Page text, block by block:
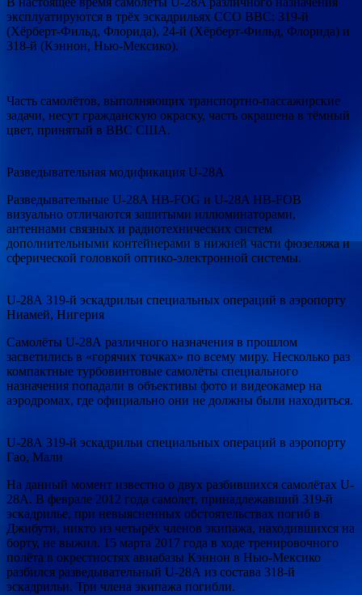
эксплуатируются в трёх эскадрильях ССО ВВС: 319-й
(Хёрберт-Фильд, Флорида), 24-й (Хёрберт-Фильд, Флорида) и
318-й (Кэннон, Нью-Мексико).
Часть самолётов, выполняющих транспортно-пассажирские
задачи, несут гражданскую окраску, часть окрашена в тёмный
цвет, принятый в ВВС США.
Разведывательная модификация U-28A
Разведывательные U-28A HB-FOG и U-28A HB-FOB
визуально отличаются зашитыми иллюминаторами,
антеннами связных и радиотехнических систем
дополнительными контейнерами в нижней части фюзеляжа и
сферической головкой оптико-электронной системы.
U-28А 319-й эскадрильи специальных операций в аэропорту
Ниамей, Нигерия
Самолёты U-28А различного назначения в прошлом
засветились в «горячих точках» по всему миру. Несколько раз
компактные турбовинтовые самолёты специального
назначения попадали в объективы фото и видеокамер на
аэродромах, где официально они не должны были находиться.
U-28А 319-й эскадрильи специальных операций в аэропорту
Гао, Мали
На данный момент известно о двух разбившихся самолётах U-
28А. В феврале 2012 года самолет, принадлежавший 319-й
эскадрилье, при невыясненных обстоятельствах погиб в
Джибути, никто из четырёх членов экипажа, находившихся на
борту, не выжил. 15 марта 2017 года в ходе тренировочного
полёта в окрестностях авиабазы Кэннон в Нью-Мексико
разбился разведывательный U-28А из состава 318-й
эскадрильи. Три члена экипажа погибли.